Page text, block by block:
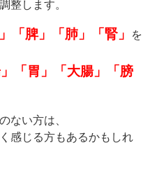
整します。
「脾」「肺」「腎」 を
」「胃」「大腸」「膀
ない方は、
感じる方もあるかもしれ